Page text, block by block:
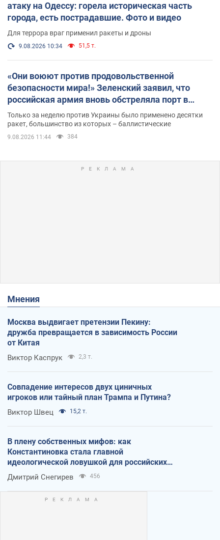
атаку на Одессу: горела историческая часть
города, есть пострадавшие. Фото и видео
Для террора враг применил ракеты и дроны
9.08.2026 10:34 51,5 т.
«Они воюют против продовольственной
безопасности мира!» Зеленский заявил, что
российская армия вновь обстреляла порт в
Одессе
Только за неделю против Украины было применено десятки
ракет, большинство из которых – баллистические
9.08.2026 11:44 384
Мнения
Москва выдвигает претензии Пекину:
дружба превращается в зависимость России
от Китая
Виктор Каспрук 2,3 т.
Совпадение интересов двух циничных
игроков или тайный план Трампа и Путина?
Виктор Швец 15,2 т.
В плену собственных мифов: как
Константиновка стала главной
идеологической ловушкой для российских
оккупантов
Дмитрий Снегирев 456